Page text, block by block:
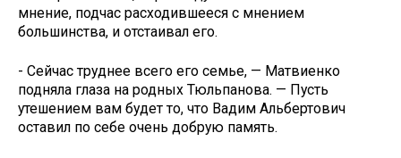
мнение, подчас расходившееся с мнением
большинства, и отстаивал его.
- Сейчас труднее всего его семье, — Матвиенко
подняла глаза на родных Тюльпанова. — Пусть
утешением вам будет то, что Вадим Альбертович
оставил по себе очень добрую память.